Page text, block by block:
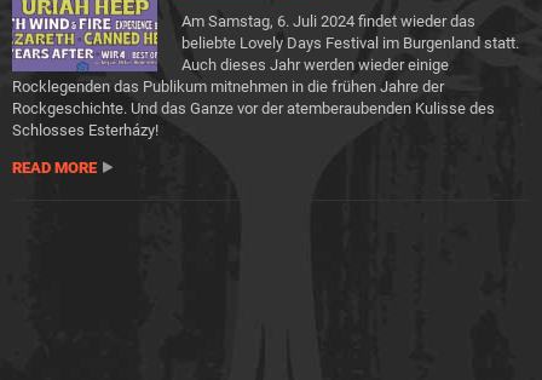
Am Samstag, 6. Juli 2024 findet wieder das
beliebte Lovely Days Festival im Burgenland statt.
Auch dieses Jahr werden wieder einige
Rocklegenden das Publikum mitnehmen in die frühen Jahre der
Rockgeschichte. Und das Ganze vor der atemberaubenden Kulisse des
Schlosses Esterházy!
READ MORE